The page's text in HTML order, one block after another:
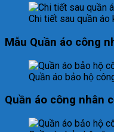
Chi tiết sau quần áo
Mẫu Quần áo công
Quần áo bảo hộ
Quần áo công nhân